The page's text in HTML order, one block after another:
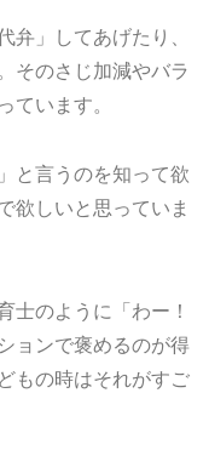
弁」してあげたり、
そのさじ加減やバラ
ています。
と言うのを知って欲
欲しいと思っていま
士のように「わー！
ョンで褒めるのが得
もの時はそれがすご